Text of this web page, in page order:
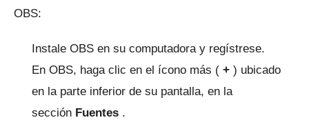
OBS:
Instale OBS en su computadora y regístrese.
En OBS, haga clic en el ícono más ( + ) ubicado
en la parte inferior de su pantalla, en la
sección Fuentes .